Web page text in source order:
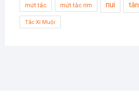
mứt tắc mứt tắc rim nui
Tắc Xí Muội